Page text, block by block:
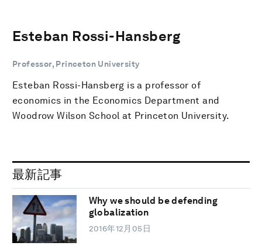
Esteban Rossi-Hansberg
Professor, Princeton University
Esteban Rossi-Hansberg is a professor of
economics in the Economics Department and
Woodrow Wilson School at Princeton University.
最新記事
Why we should be defending
globalization
2016年12月05日